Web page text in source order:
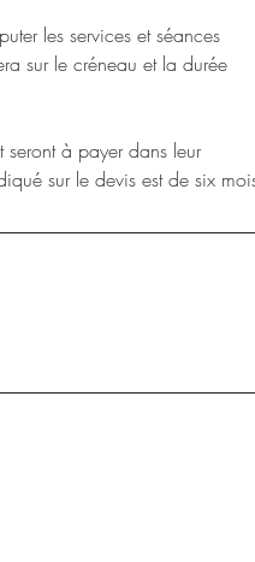
les services et séances
sur le créneau et la durée
seront à payer dans leur